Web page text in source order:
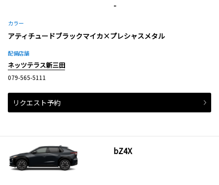
-
カラー
アティチュードブラックマイカ×プレシャスメタル
配備店舗
ネッツテラス新三田
079-565-5111
リクエスト予約
bZ4X